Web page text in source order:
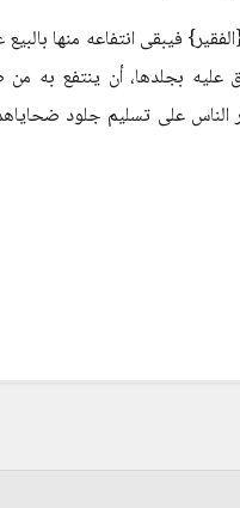
فيبقى انتفاعه منها بالبيع
بجلدها، أن ينتفع به
على تسليم جلود